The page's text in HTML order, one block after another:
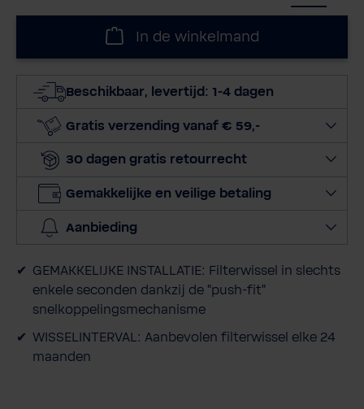
c
e
h
e
l
i
In de winkelmand
Beschikbaar, levertijd: 1-4 dagen
Gratis verzending vanaf € 59,-
30 dagen gratis retourrecht
Gemakkelijke en veilige betaling
Aanbieding
GEMAKKELIJKE INSTALLATIE: Filterwissel in slechts
enkele seconden dankzij de "push-fit"
snelkoppelingsmechanisme
WISSELINTERVAL: Aanbevolen filterwissel elke 24
maanden